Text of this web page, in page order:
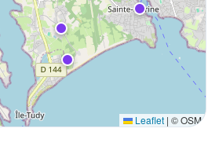
Leaflet | © OSM